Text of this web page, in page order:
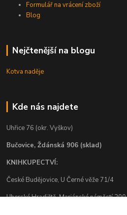
Formulář na vrácení zboží
Blog
Nejčtenější na blogu
Kotva naděje
Kde nás najdete
Uhřice 76 (okr. Vyškov)
Bučovice, Ždánská 906 (sklad)
KNIHKUPECTVÍ:
České Budějovice, U Černé věže 71/4
Uherské Hradiště, Mariánské náměstí 200